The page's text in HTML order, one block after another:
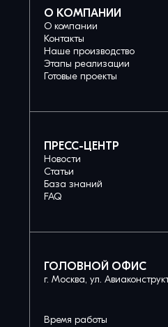
О КОМПАНИИ
О компании
Контакты
Наше производство
Этапы реализации
Готовые проекты
ПРЕСС-ЦЕНТР
Новости
Статьи
База знаний
FAQ
ГОЛОВНОЙ ОФИС
г. Москва, ул.
Время работы